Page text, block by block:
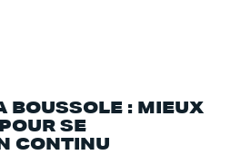
BOUSSOLE : MIEUX
SE
CONTINU